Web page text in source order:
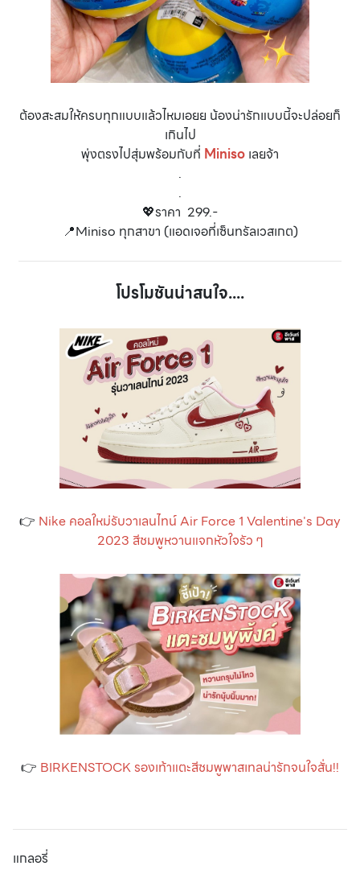
ต้องสะสมให้ครบทุกแบบแล้วไหมเอยย น้องน่ารักแบบนี้จะปล่อยก็
เกินไป
พุ่งตรงไปสุ่มพร้อมกับที่ Miniso เลยจ้า
.
.
💖ราคา 299.-
📍Miniso ทุกสาขา (แอดเจอที่เซ็นทรัลเวสเกต)
โปรโมชันน่าสนใจ....
👉 Nike คอลใหม่รับวาเลนไทน์ Air Force 1 Valentine's Day
2023 สีชมพูหวานแจกหัวใจรัว ๆ
👉 BIRKENSTOCK รองเท้าแตะสีชมพูพาสเทลน่ารักจนใจสั่น!!
แกลอรี่